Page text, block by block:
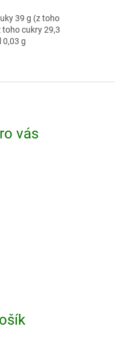
39 g (z toho
toho cukry 29,3
0,03 g
vás